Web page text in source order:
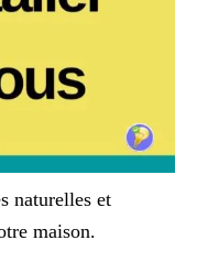
naturelles et
maison.